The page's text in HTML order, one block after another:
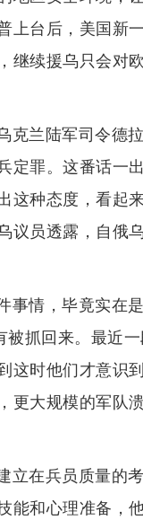
上台后，美国新
继续援乌只会对
克兰陆军司令德
定罪。这番话一
种态度，看起
议员透露，自俄
事情，毕竟实在
抓回来。最近
时他们才意识
更大规模的军队
立在兵员质量的
能和心理准备，